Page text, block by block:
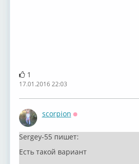
1
17.01.2016 22:03
scorpion
Sergey-55 пишет:
Есть такой вариант